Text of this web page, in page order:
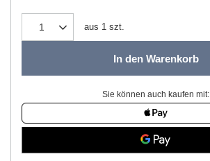
aus 1 szt.
In den Warenkorb
Sie können auch kaufen mit: